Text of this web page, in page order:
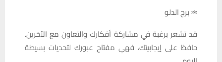
♒ برج الدلو
قد تشعر برغبة في مشاركة أفكارك والتعاون مع الآخرين.
حافظ على إيجابيتك، فهي مفتاح عبورك لتحديات بسيطة